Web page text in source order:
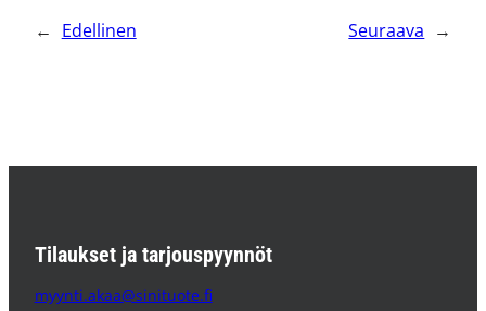
← Edellinen Seuraava →
Tilaukset ja tarjouspyynnöt
myynti.akaa@sinituote.fi